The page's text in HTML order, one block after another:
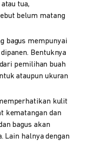
tua,
belum matang
bagus mempunyai
Bentuknya
pemilihan buah
ataupun ukuran
kulit
kematangan dan
bagus akan
Lain halnya dengan